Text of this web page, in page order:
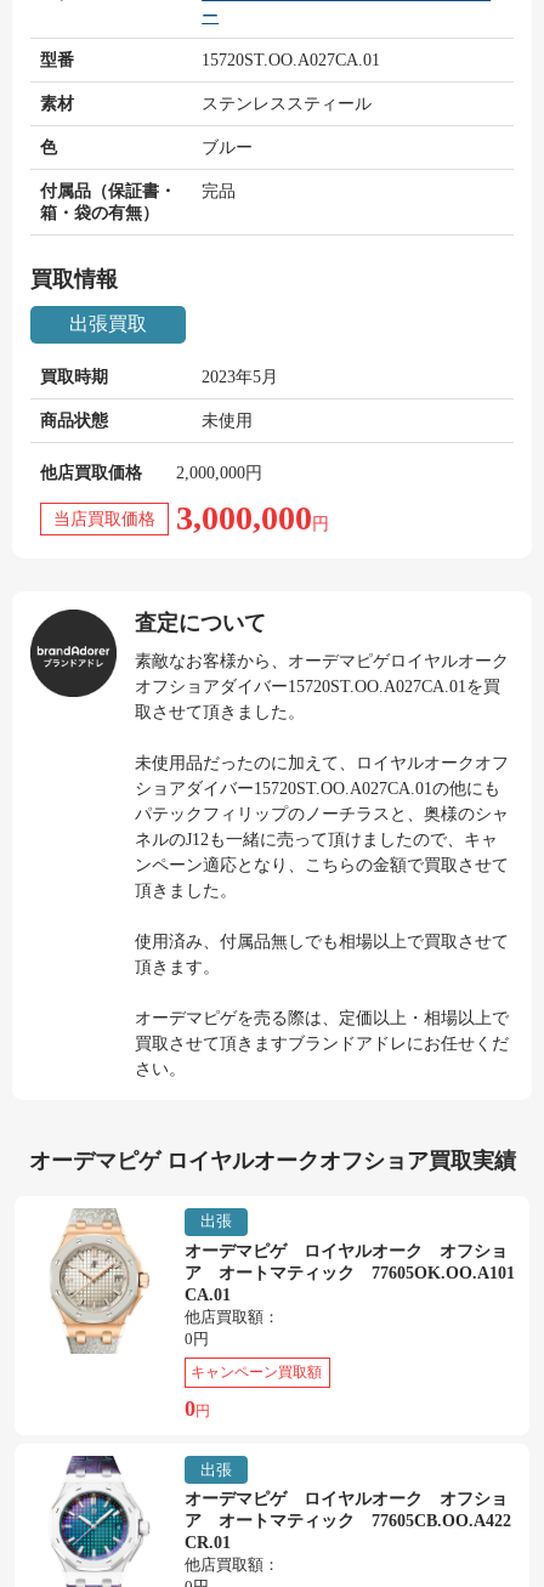
ー
型番 15720ST.OO.A027CA.01
素材 ステンレススティール
色 ブルー
付属品（保証書・
箱・袋の有無）
完品
買取情報
出張買取
買取時期 2023年5月
商品状態 未使用
他店買取価格 2,000,000円
当店買取価格 3,000,000 円
査定について
素敵なお客様から、オーデマピゲロイヤルオーク
オフショアダイバー15720ST.OO.A027CA.01を買
取させて頂きました。
未使用品だったのに加えて、ロイヤルオークオフ
ショアダイバー15720ST.OO.A027CA.01の他にも
パテックフィリップのノーチラスと、奥様のシャ
ネルのJ12も一緒に売って頂けましたので、キャ
ンペーン適応となり、こちらの金額で買取させて
頂きました。
使用済み、付属品無しでも相場以上で買取させて
頂きます。
オーデマピゲを売る際は、定価以上・相場以上で
買取させて頂きますブランドアドレにお任せくだ
さい。
オーデマピゲ ロイヤルオークオフショア買取実績
出張
オーデマピゲ ロイヤルオーク オフショ
ア オートマティック 77605OK.OO.A101
CA.01
他店買取額：
0円
キャンペーン買取額
0円
出張
オーデマピゲ ロイヤルオーク オフショ
ア オートマティック 77605CB.OO.A422
CR.01
他店買取額：